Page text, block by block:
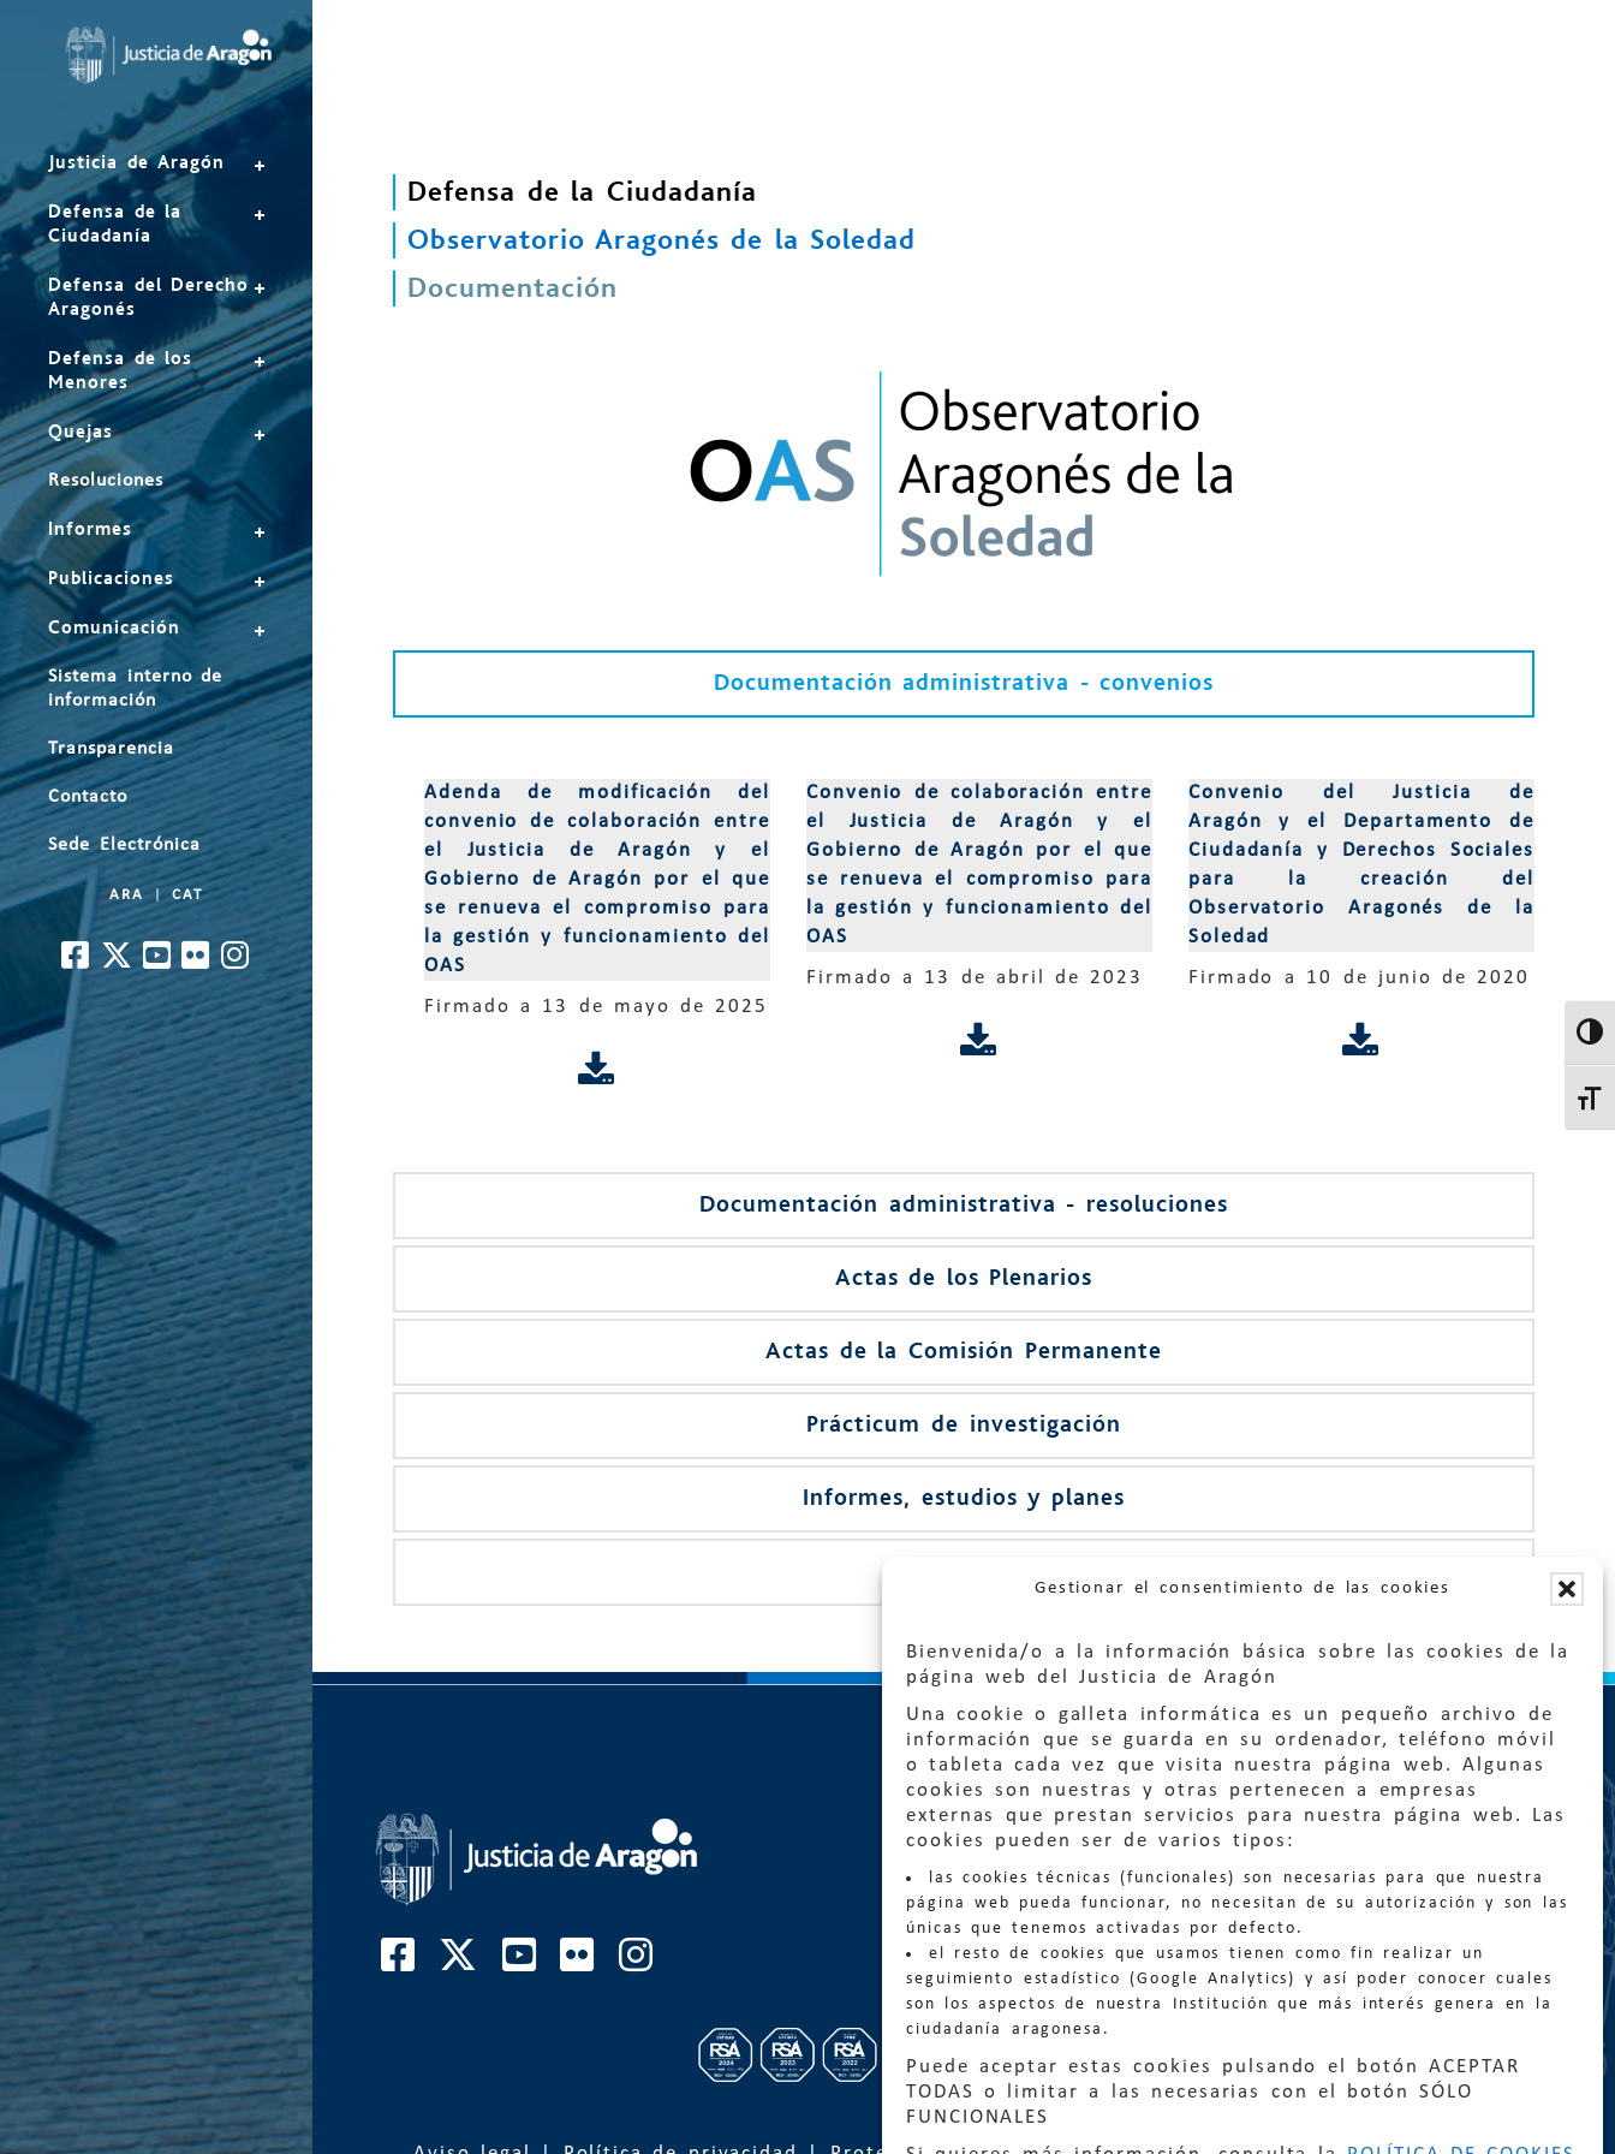
Gestionar el consentimiento de las cookies
Bienvenida/o a la información básica sobre las cookies de la
página web del Justicia de Aragón
Una cookie o galleta informática es un pequeño archivo de
información que se guarda en su ordenador, teléfono móvil
o tableta cada vez que visita nuestra página web. Algunas
cookies son nuestras y otras pertenecen a empresas
externas que prestan servicios para nuestra página web. Las
cookies pueden ser de varios tipos:
las cookies técnicas (funcionales) son necesarias para que nuestra
página web pueda funcionar, no necesitan de su autorización y son las
únicas que tenemos activadas por defecto.
el resto de cookies que usamos tienen como fin realizar un
seguimiento estadístico (Google Analytics) y así poder conocer cuales
son los aspectos de nuestra Institución que más interés genera en la
ciudadanía aragonesa.
Puede aceptar estas cookies pulsando el botón ACEPTAR
TODAS o limitar a las necesarias con el botón SÓLO
FUNCIONALES
Justicia de Aragón
Defensa de la
Ciudadanía
Defensa del Derecho
Aragonés
Defensa de los
Menores
Quejas
Resoluciones
Informes
Publicaciones
Comunicación
Sistema interno de
información
Transparencia
Contacto
Sede Electrónica
ARA | CAT
Defensa de la Ciudadanía
Observatorio Aragonés de la Soledad
Documentación
Documentación administrativa - convenios
Adenda de modificación del
convenio de colaboración entre
el Justicia de Aragón y el
Gobierno de Aragón por el que
se renueva el compromiso para
la gestión y funcionamiento del
OAS
Firmado a 13 de mayo de 2025
Convenio de colaboración entre
el Justicia de Aragón y el
Gobierno de Aragón por el que
se renueva el compromiso para
la gestión y funcionamiento del
OAS
Firmado a 13 de abril de 2023
Convenio del Justicia de
Aragón y el Departamento de
Ciudadanía y Derechos Sociales
para la creación del
Observatorio Aragonés de la
Soledad
Firmado a 10 de junio de 2020
Documentación administrativa - resoluciones
Actas de los Plenarios
Actas de la Comisión Permanente
Prácticum de investigación
Informes, estudios y planes
Quejas:quejas@eljusticiadearagon.es
Información general:
informacion@eljusticiadearagon.es
Teléfonos: 900 210 210/ 976 399 354